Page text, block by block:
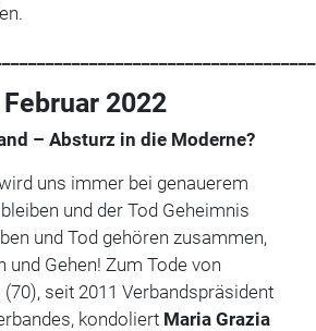
2022
– Absturz in die Moderne?
uns immer bei genauerem
und der Tod Geheimnis
und Tod gehören zusammen,
und Gehen! Zum Tode von
(70), seit 2011 Verbandspräsident
kondoliert Maria Grazia